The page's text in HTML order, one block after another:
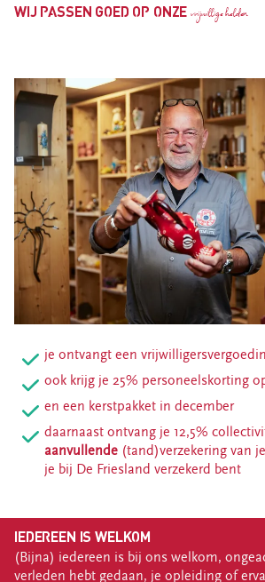
WIJ PASSEN GOED OP ONZEvrijwillige helden
je ontvangt een
ook krijg je 25% personeelskorting
en een kerstpakket in december
daarnaast ontvang je 12,5%
aanvullende(tand)verzekering van
je bij De Friesland verzekerd bent
IEDEREEN IS WELKOM
(Bijna) iedereen is bij ons welkom,
verleden hebt gedaan, je opleiding of